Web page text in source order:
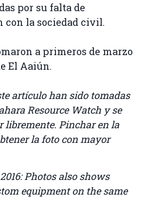
por su falta de
con la sociedad civil.
a primeros de marzo
El Aaiún.
artículo han sido tomadas
Resource Watch y se
libremente. Pinchar en la
la foto con mayor
Photos also shows
equipment on the same